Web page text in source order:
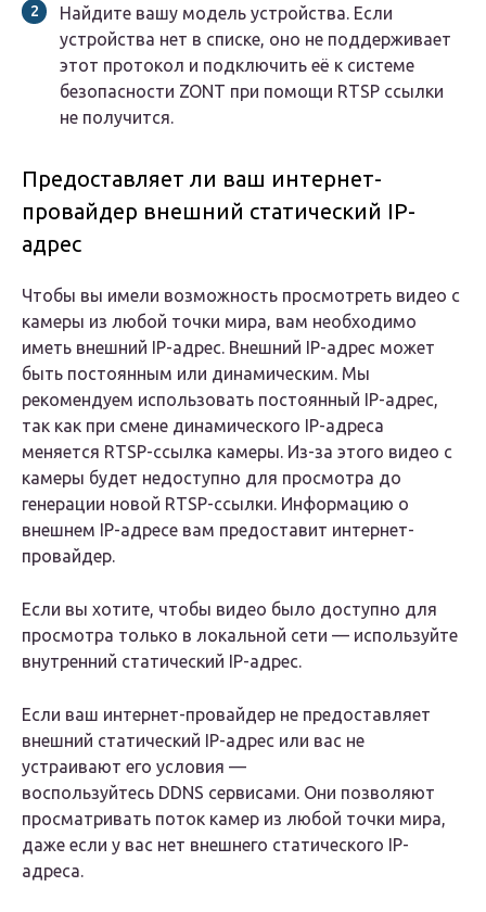
Найдите вашу модель устройства. Если
устройства нет в списке, оно не поддерживает
этот протокол и подключить её к системе
безопасности ZONT при помощи RTSP ссылки
не получится.
Предоставляет ли ваш интернет-
провайдер внешний статический IP-
адрес
Чтобы вы имели возможность просмотреть видео с
камеры из любой точки мира, вам необходимо
иметь внешний IP-адрес. Внешний IP-адрес может
быть постоянным или динамическим. Мы
рекомендуем использовать постоянный IP-адрес,
так как при смене динамического IP-адреса
меняется RTSP-ссылка камеры. Из-за этого видео с
камеры будет недоступно для просмотра до
генерации новой RTSP-ссылки. Информацию о
внешнем IP-адресе вам предоставит интернет-
провайдер.
Если вы хотите, чтобы видео было доступно для
просмотра только в локальной сети — используйте
внутренний статический IP-адрес.
Если ваш интернет-провайдер не предоставляет
внешний статический IP-адрес или вас не
устраивают его условия —
воспользуйтесь DDNS сервисами. Они позволяют
просматривать поток камер из любой точки мира,
даже если у вас нет внешнего статического IP-
адреса.